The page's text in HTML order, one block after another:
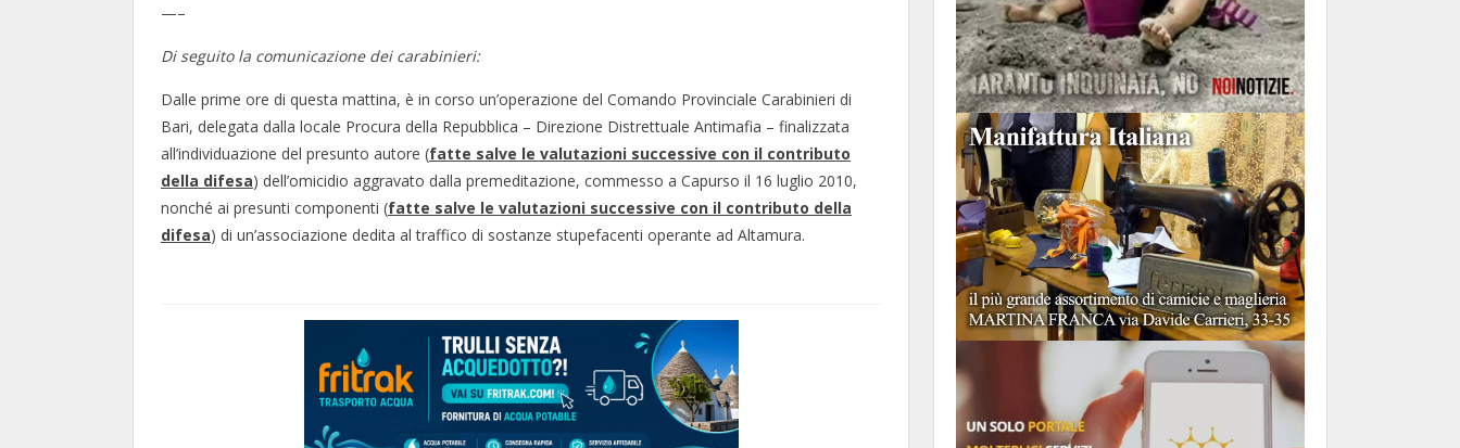
—–
Di seguito la comunicazione dei carabinieri:
Dalle prime ore di questa mattina, è in corso un’operazione del Comando Provinciale Carabinieri di
Bari, delegata dalla locale Procura della Repubblica – Direzione Distrettuale Antimafia – finalizzata
all’individuazione del presunto autore (fatte salve le valutazioni successive con il contributo
della difesa) dell’omicidio aggravato dalla premeditazione, commesso a Capurso il 16 luglio 2010,
nonché ai presunti componenti (fatte salve le valutazioni successive con il contributo della
difesa) di un’associazione dedita al traffico di sostanze stupefacenti operante ad Altamura.